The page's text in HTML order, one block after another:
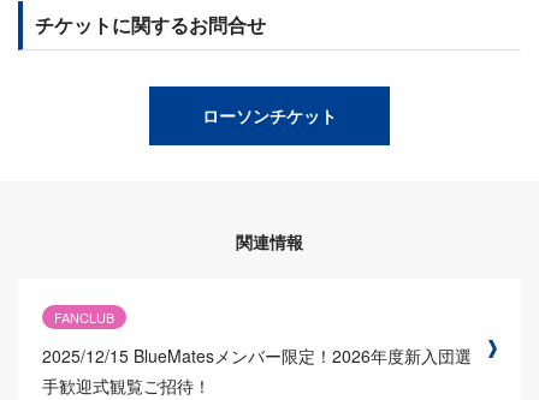
チケットに関するお問合せ
ローソンチケット
関連情報
FANCLUB
2025/12/15 BlueMatesメンバー限定！2026年度新入団選
手歓迎式観覧ご招待！